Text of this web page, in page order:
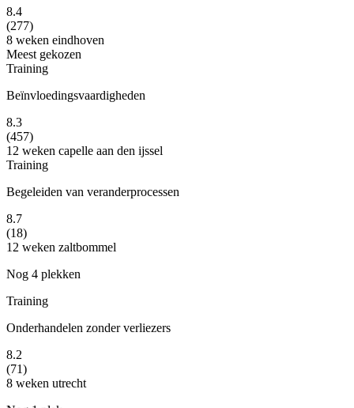
8.4
(277)
8 weken eindhoven
Meest gekozen
Training
Beïnvloedingsvaardigheden
8.3
(457)
12 weken capelle aan den ijssel
Training
Begeleiden van veranderprocessen
8.7
(18)
12 weken zaltbommel
Nog 4 plekken
Training
Onderhandelen zonder verliezers
8.2
(71)
8 weken utrecht